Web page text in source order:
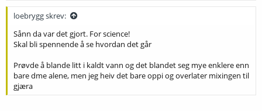
t
e
o
loebrygg skrev:
Sånn da var det gjort. For science!
Skal bli spennende å se hvordan det går
Prøvde å blande litt i kaldt vann og det blandet seg mye enklere enn
bare dme alene, men jeg heiv det bare oppi og overlater mixingen til
gjæra